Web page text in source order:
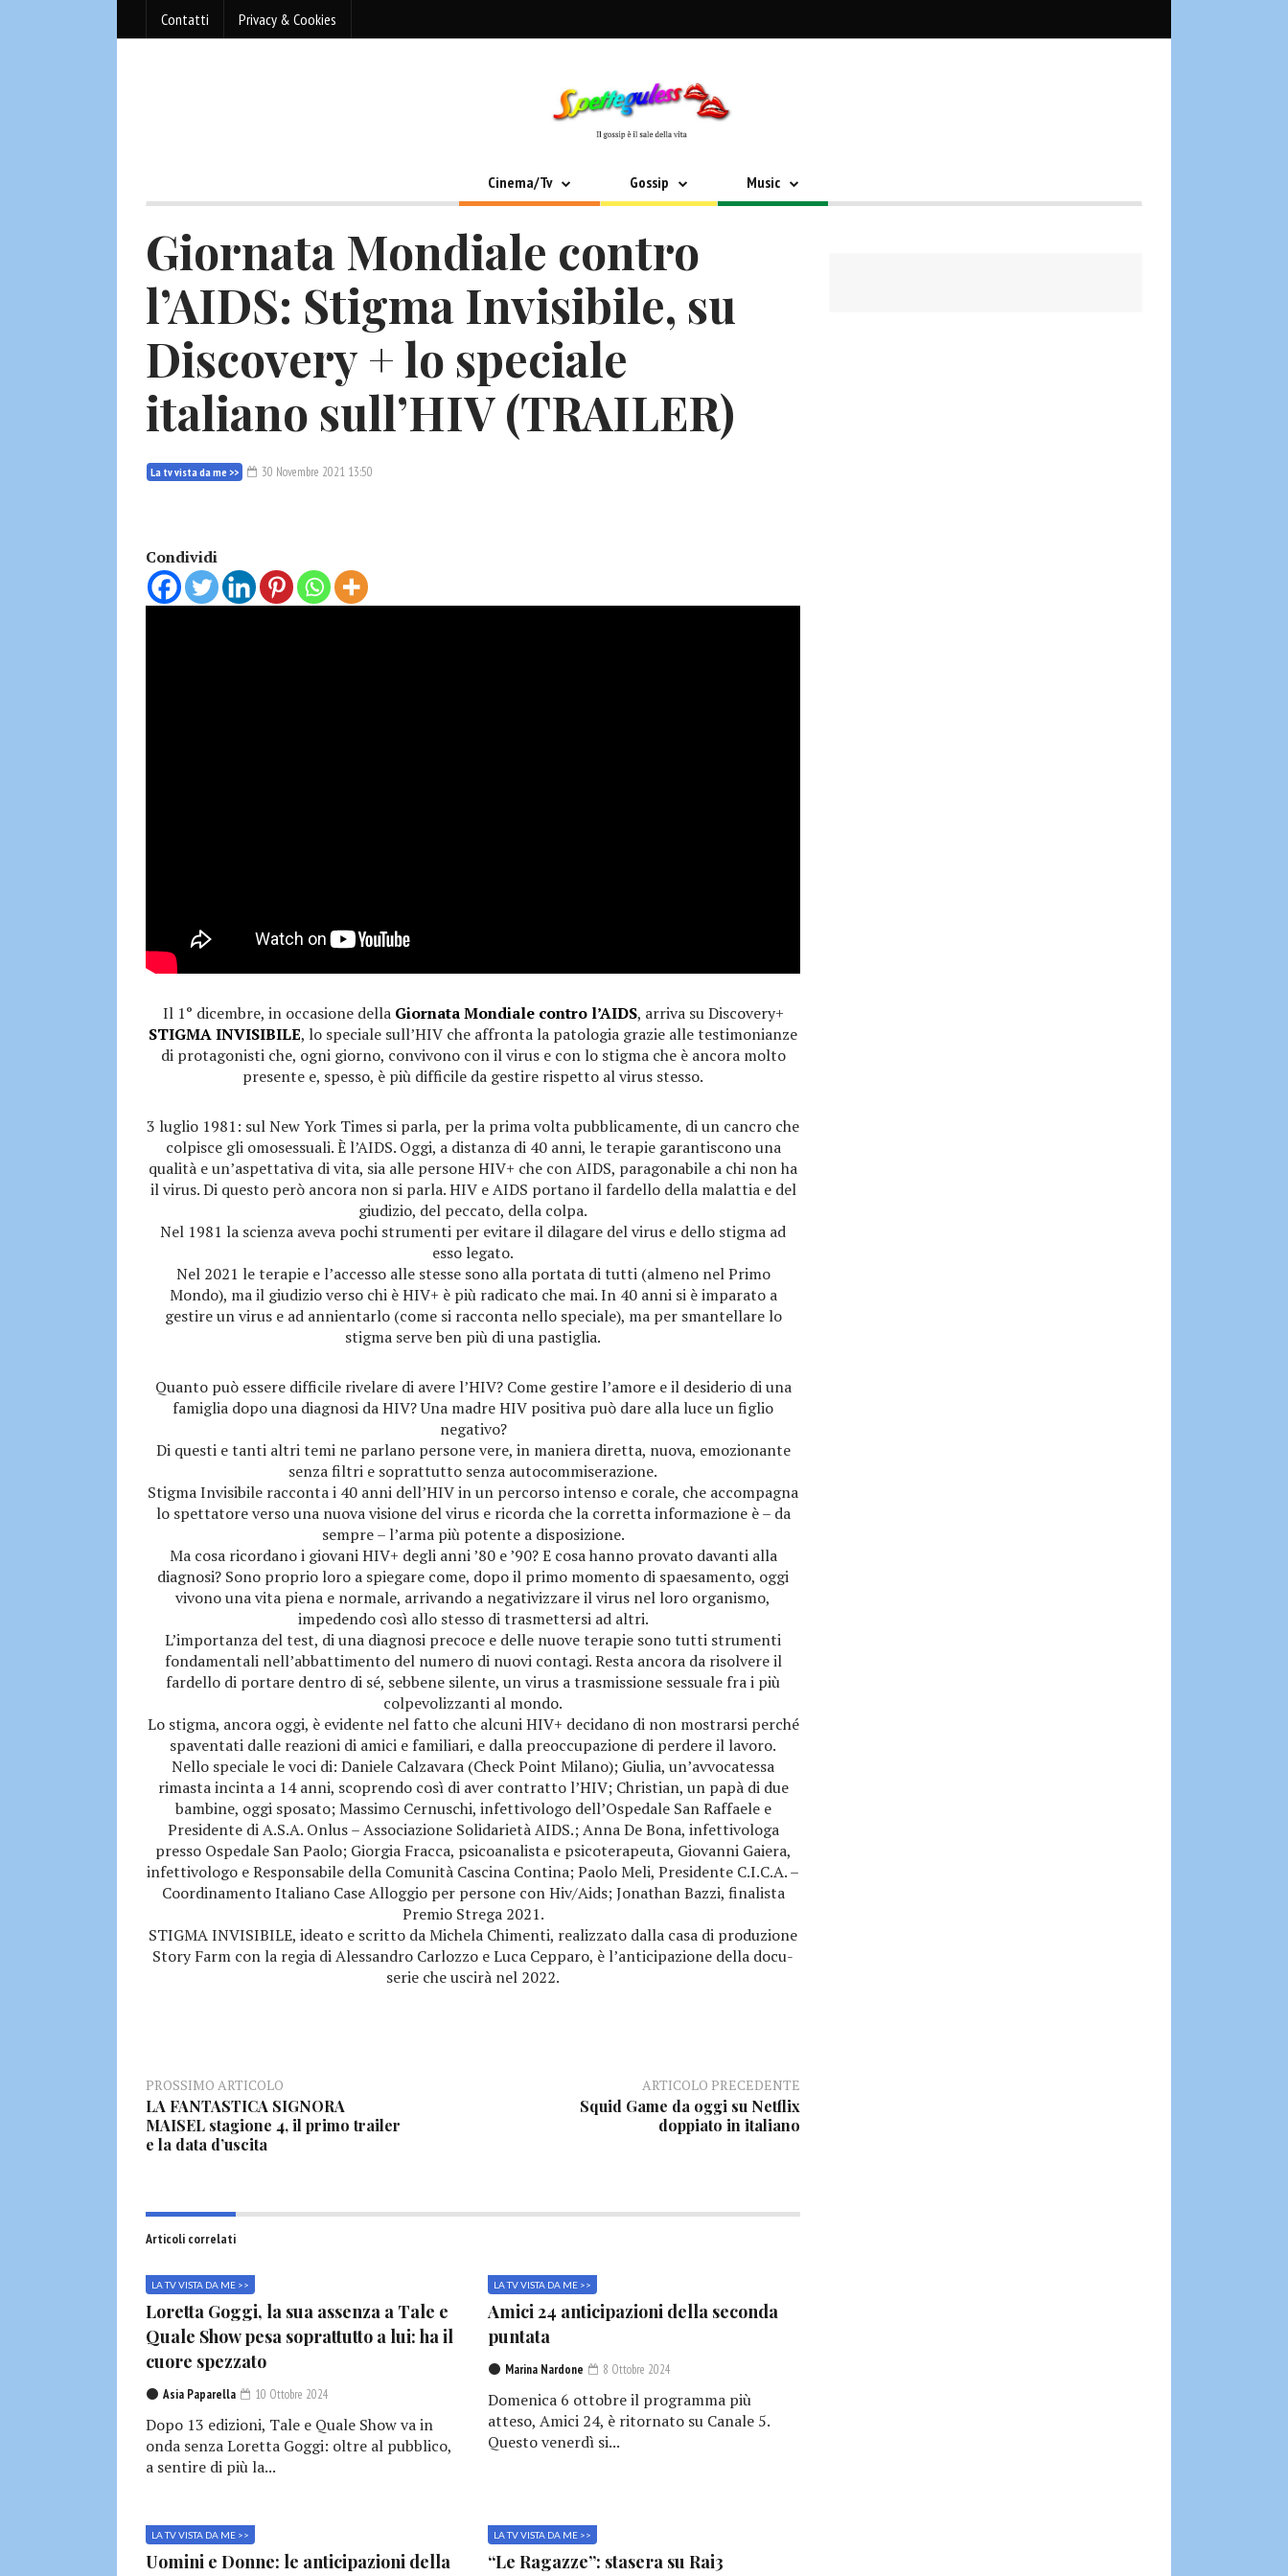
Contatti Privacy & Cookies
Cinema/Tv Gossip Music
Giornata Mondiale contro
l’AIDS: Stigma Invisibile, su
Discovery + lo speciale
italiano sull’HIV (TRAILER)
La tv vista da me >> 30 Novembre 2021 13:50
Condividi
Il 1° dicembre, in occasione della Giornata Mondiale contro l’AIDS, arriva su Discovery+
STIGMA INVISIBILE, lo speciale sull’HIV che affronta la patologia grazie alle testimonianze
di protagonisti che, ogni giorno, convivono con il virus e con lo stigma che è ancora molto
presente e, spesso, è più difficile da gestire rispetto al virus stesso.
3 luglio 1981: sul New York Times si parla, per la prima volta pubblicamente, di un cancro che
colpisce gli omosessuali. È l’AIDS. Oggi, a distanza di 40 anni, le terapie garantiscono una
qualità e un’aspettativa di vita, sia alle persone HIV+ che con AIDS, paragonabile a chi non ha
il virus. Di questo però ancora non si parla. HIV e AIDS portano il fardello della malattia e del
giudizio, del peccato, della colpa.
Nel 1981 la scienza aveva pochi strumenti per evitare il dilagare del virus e dello stigma ad
esso legato.
Nel 2021 le terapie e l’accesso alle stesse sono alla portata di tutti (almeno nel Primo
Mondo), ma il giudizio verso chi è HIV+ è più radicato che mai. In 40 anni si è imparato a
gestire un virus e ad annientarlo (come si racconta nello speciale), ma per smantellare lo
stigma serve ben più di una pastiglia.
Quanto può essere difficile rivelare di avere l’HIV? Come gestire l’amore e il desiderio di una
famiglia dopo una diagnosi da HIV? Una madre HIV positiva può dare alla luce un figlio
negativo?
Di questi e tanti altri temi ne parlano persone vere, in maniera diretta, nuova, emozionante
senza filtri e soprattutto senza autocommiserazione.
Stigma Invisibile racconta i 40 anni dell’HIV in un percorso intenso e corale, che accompagna
lo spettatore verso una nuova visione del virus e ricorda che la corretta informazione è – da
sempre – l’arma più potente a disposizione.
Ma cosa ricordano i giovani HIV+ degli anni ’80 e ’90? E cosa hanno provato davanti alla
diagnosi? Sono proprio loro a spiegare come, dopo il primo momento di spaesamento, oggi
vivono una vita piena e normale, arrivando a negativizzare il virus nel loro organismo,
impedendo così allo stesso di trasmettersi ad altri.
L’importanza del test, di una diagnosi precoce e delle nuove terapie sono tutti strumenti
fondamentali nell’abbattimento del numero di nuovi contagi. Resta ancora da risolvere il
fardello di portare dentro di sé, sebbene silente, un virus a trasmissione sessuale fra i più
colpevolizzanti al mondo.
Lo stigma, ancora oggi, è evidente nel fatto che alcuni HIV+ decidano di non mostrarsi perché
spaventati dalle reazioni di amici e familiari, e dalla preoccupazione di perdere il lavoro.
Nello speciale le voci di: Daniele Calzavara (Check Point Milano); Giulia, un’avvocatessa
rimasta incinta a 14 anni, scoprendo così di aver contratto l’HIV; Christian, un papà di due
bambine, oggi sposato; Massimo Cernuschi, infettivologo dell’Ospedale San Raffaele e
Presidente di A.S.A. Onlus – Associazione Solidarietà AIDS.; Anna De Bona, infettivologa
presso Ospedale San Paolo; Giorgia Fracca, psicoanalista e psicoterapeuta, Giovanni Gaiera,
infettivologo e Responsabile della Comunità Cascina Contina; Paolo Meli, Presidente C.I.C.A. –
Coordinamento Italiano Case Alloggio per persone con Hiv/Aids; Jonathan Bazzi, finalista
Premio Strega 2021.
STIGMA INVISIBILE, ideato e scritto da Michela Chimenti, realizzato dalla casa di produzione
Story Farm con la regia di Alessandro Carlozzo e Luca Cepparo, è l’anticipazione della docu-
serie che uscirà nel 2022.
PROSSIMO ARTICOLO
LA FANTASTICA SIGNORA
MAISEL stagione 4, il primo trailer
e la data d’uscita
ARTICOLO PRECEDENTE
Squid Game da oggi su Netflix
doppiato in italiano
Articoli correlati
LA TV VISTA DA ME >>
Loretta Goggi, la sua assenza a Tale e
Quale Show pesa soprattutto a lui: ha il
cuore spezzato
Asia Paparella 10 Ottobre 2024
Dopo 13 edizioni, Tale e Quale Show va in
onda senza Loretta Goggi: oltre al pubblico,
a sentire di più la...
LA TV VISTA DA ME >>
Amici 24 anticipazioni della seconda
puntata
Marina Nardone 8 Ottobre 2024
Domenica 6 ottobre il programma più
atteso, Amici 24, è ritornato su Canale 5.
Questo venerdì si...
LA TV VISTA DA ME >>
Uomini e Donne: le anticipazioni della
LA TV VISTA DA ME >>
“Le Ragazze”: stasera su Rai3